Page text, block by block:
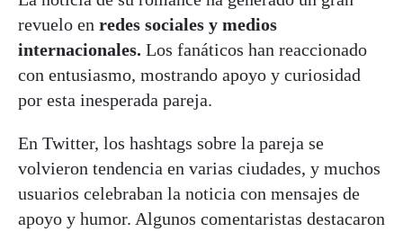
revuelo en redes sociales y medios
internacionales. Los fanáticos han reaccionado
con entusiasmo, mostrando apoyo y curiosidad
por esta inesperada pareja.
En Twitter, los hashtags sobre la pareja se
volvieron tendencia en varias ciudades, y muchos
usuarios celebraban la noticia con mensajes de
apoyo y humor. Algunos comentaristas destacaron